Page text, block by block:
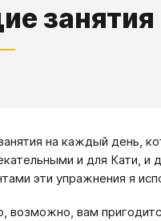
на каждый день,
и для Кати,
эти упражнения я
возможно, вам